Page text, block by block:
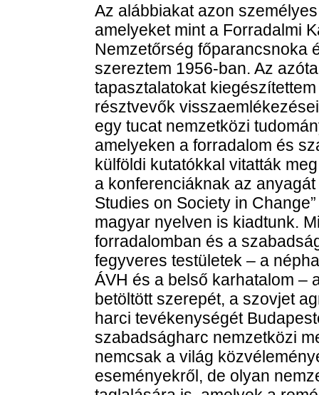
Az alábbiakat azon
amelyeket mint a Forradalmi
Nemzetőrség főparancsnoka
szereztem 1956-ban. Az
tapasztalatokat
résztvevők
egy tucat nemzetközi
amelyeken a forradalom és
külföldi kutatókkal vitatták
a konferenciáknak az
Studies on Society in
magyar nyelven is kiadtunk.
forradalomban és a
fegyveres testületek – a
ÁVH és a belső karhatalom –
betöltött szerepét, a szovjet
harci tevékenységét
szabadságharc nemzetközi
nemcsak a világ
eseményekről, de olyan